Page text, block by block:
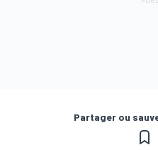
Partager ou